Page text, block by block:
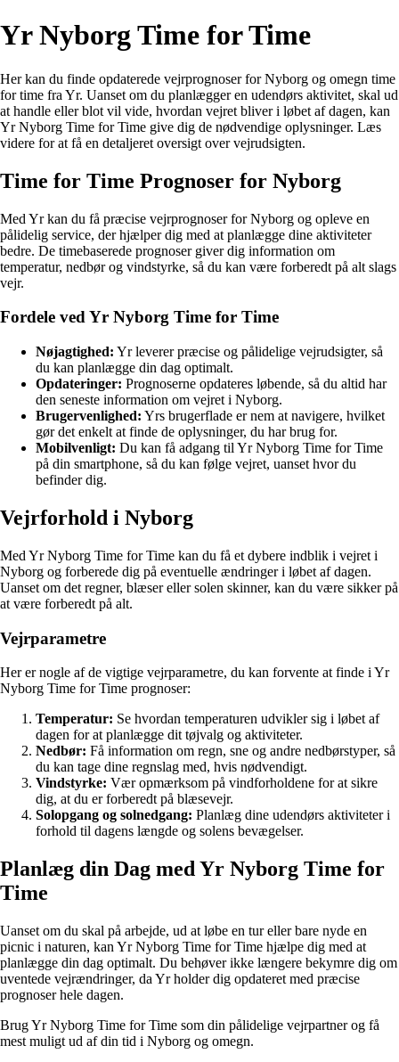
Yr Nyborg Time for Time
Her kan du finde opdaterede vejrprognoser for Nyborg og omegn time
for time fra Yr. Uanset om du planlægger en udendørs aktivitet, skal ud
at handle eller blot vil vide, hvordan vejret bliver i løbet af dagen, kan
Yr Nyborg Time for Time give dig de nødvendige oplysninger. Læs
videre for at få en detaljeret oversigt over vejrudsigten.
Time for Time Prognoser for Nyborg
Med Yr kan du få præcise vejrprognoser for Nyborg og opleve en
pålidelig service, der hjælper dig med at planlægge dine aktiviteter
bedre. De timebaserede prognoser giver dig information om
temperatur, nedbør og vindstyrke, så du kan være forberedt på alt slags
vejr.
Fordele ved Yr Nyborg Time for Time
Nøjagtighed: Yr leverer præcise og pålidelige vejrudsigter, så
du kan planlægge din dag optimalt.
Opdateringer: Prognoserne opdateres løbende, så du altid har
den seneste information om vejret i Nyborg.
Brugervenlighed: Yrs brugerflade er nem at navigere, hvilket
gør det enkelt at finde de oplysninger, du har brug for.
Mobilvenligt: Du kan få adgang til Yr Nyborg Time for Time
på din smartphone, så du kan følge vejret, uanset hvor du
befinder dig.
Vejrforhold i Nyborg
Med Yr Nyborg Time for Time kan du få et dybere indblik i vejret i
Nyborg og forberede dig på eventuelle ændringer i løbet af dagen.
Uanset om det regner, blæser eller solen skinner, kan du være sikker på
at være forberedt på alt.
Vejrparametre
Her er nogle af de vigtige vejrparametre, du kan forvente at finde i Yr
Nyborg Time for Time prognoser:
Temperatur: Se hvordan temperaturen udvikler sig i løbet af
dagen for at planlægge dit tøjvalg og aktiviteter.
Nedbør: Få information om regn, sne og andre nedbørstyper, så
du kan tage dine regnslag med, hvis nødvendigt.
Vindstyrke: Vær opmærksom på vindforholdene for at sikre
dig, at du er forberedt på blæsevejr.
Solopgang og solnedgang: Planlæg dine udendørs aktiviteter i
forhold til dagens længde og solens bevægelser.
Planlæg din Dag med Yr Nyborg Time for
Time
Uanset om du skal på arbejde, ud at løbe en tur eller bare nyde en
picnic i naturen, kan Yr Nyborg Time for Time hjælpe dig med at
planlægge din dag optimalt. Du behøver ikke længere bekymre dig om
uventede vejrændringer, da Yr holder dig opdateret med præcise
prognoser hele dagen.
Brug Yr Nyborg Time for Time som din pålidelige vejrpartner og få
mest muligt ud af din tid i Nyborg og omegn.